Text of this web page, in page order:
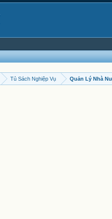
Tủ Sách Nghiệp Vụ Quản Lý Nhà